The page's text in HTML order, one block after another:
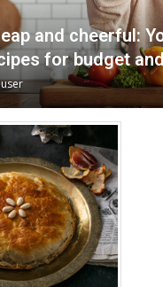
and cheerful:
for budget
user